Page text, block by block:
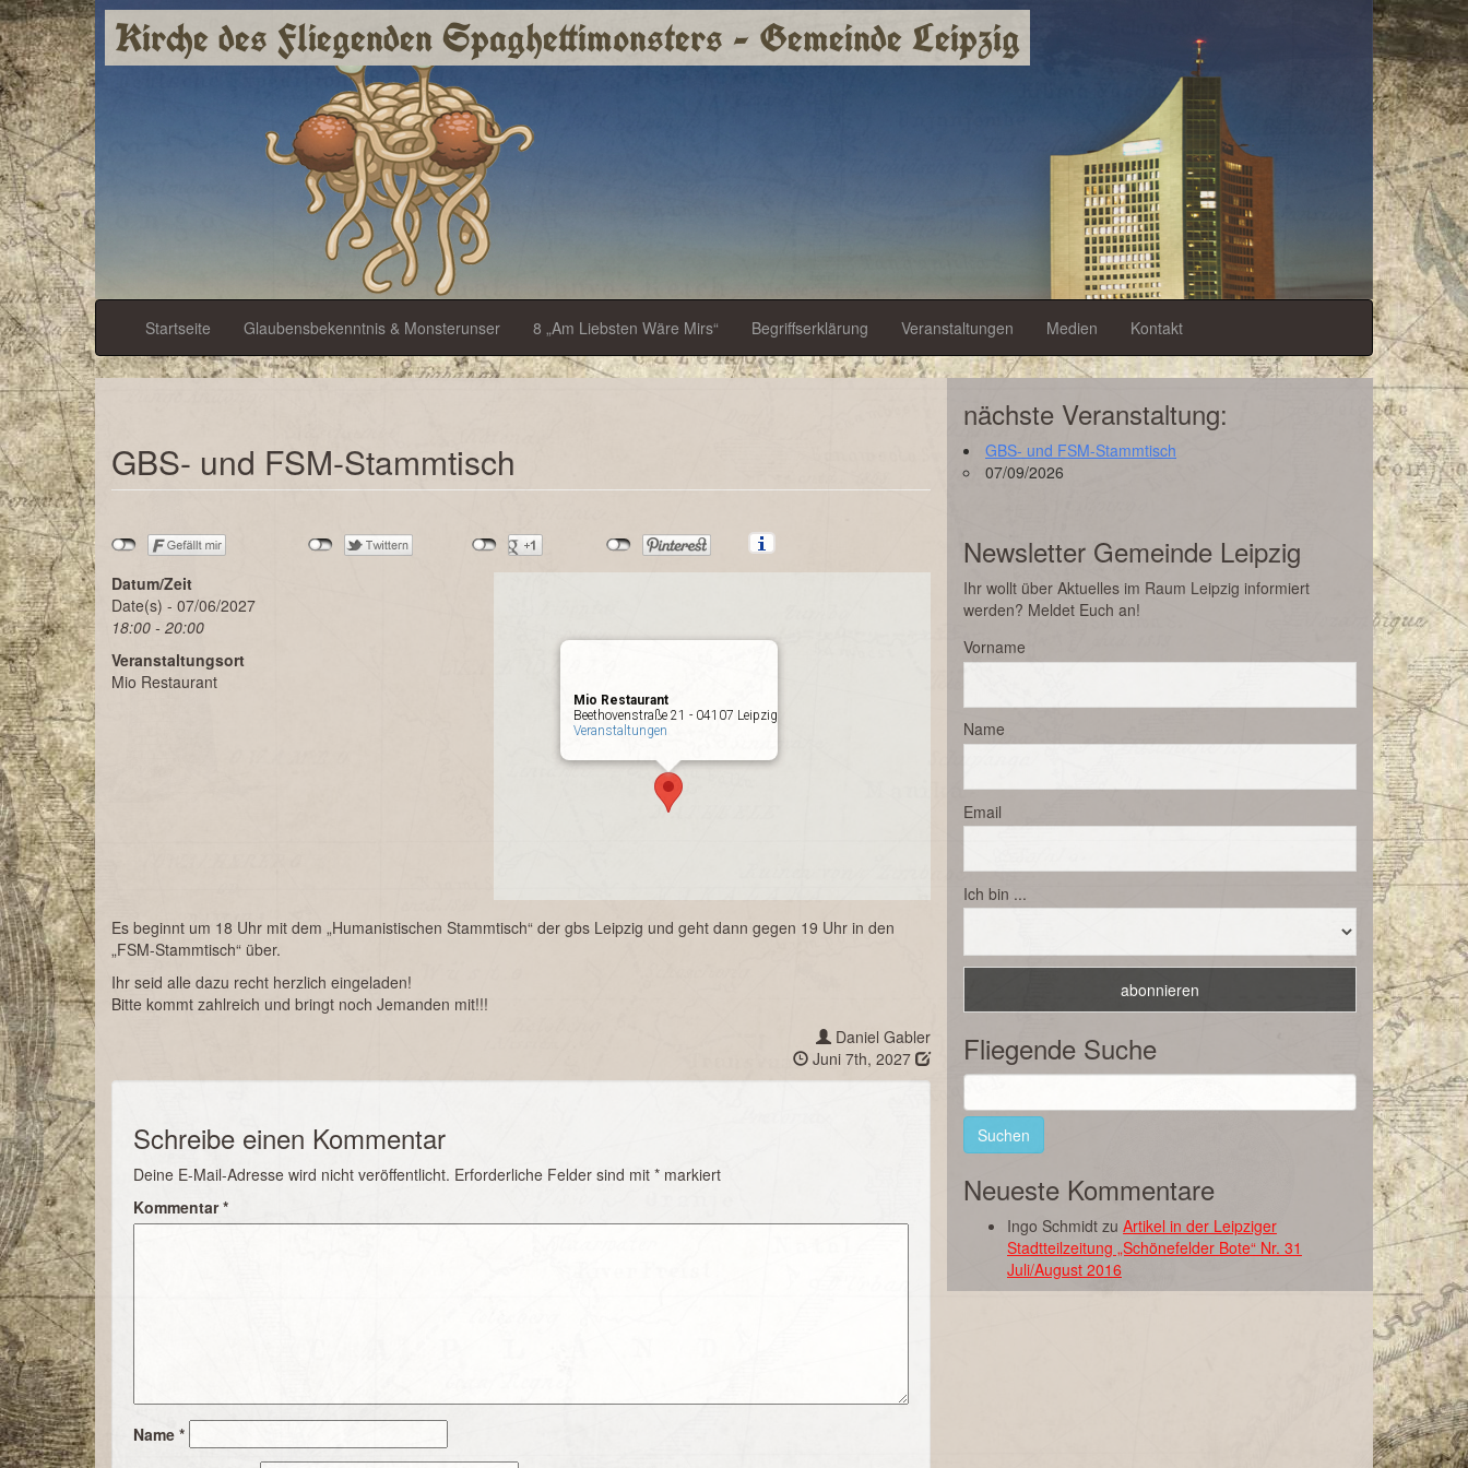
Kirche des Fliegenden Spaghettimonsters - Gemeinde Leipzig
Startseite Glaubensbekenntnis & Monsterunser 8 „Am Liebsten Wäre Mirs“ Begriffserklärung Veranstaltungen Medien Kontakt
GBS- und FSM-Stammtisch
Mio Restaurant
Beethovenstraße 21 - 04107 Leipzig
Veranstaltungen
Datum/Zeit
Date(s) - 07/06/2027
18:00 - 20:00
Veranstaltungsort
Mio Restaurant
Es beginnt um 18 Uhr mit dem „Humanistischen Stammtisch“ der gbs Leipzig und geht dann gegen 19 Uhr in den
„FSM-Stammtisch“ über.
Ihr seid alle dazu recht herzlich eingeladen!
Bitte kommt zahlreich und bringt noch Jemanden mit!!!
Daniel Gabler
Juni 7th, 2027
Schreibe einen Kommentar
Deine E-Mail-Adresse wird nicht veröffentlicht. Erforderliche Felder sind mit * markiert
Kommentar*
Name *
nächste Veranstaltung:
GBS- und FSM-Stammtisch
07/09/2026
Newsletter Gemeinde Leipzig
Ihr wollt über Aktuelles im Raum Leipzig informiert
werden? Meldet Euch an!
Vorname
Name
Email
Ich bin ...
Fliegende Suche
Suchen
nach:
Neueste Kommentare
Ingo Schmidt zu Artikel in der Leipziger
Stadtteilzeitung „Schönefelder Bote“ Nr. 31
Juli/August 2016